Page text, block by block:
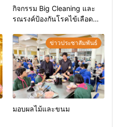
กิจกรรม Big Cleaning และ
รณรงค์ป้องกันโรคไข้เลือด
ข่าวประชาสัมพันธ์
มอบผลไม้และขนม